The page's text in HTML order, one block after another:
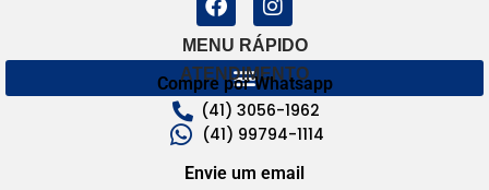
MENU RÁPIDO
ATENDIMENTO
Compre por Whatsapp
(41) 3056-1962
(41) 99794-1114
Envie um email